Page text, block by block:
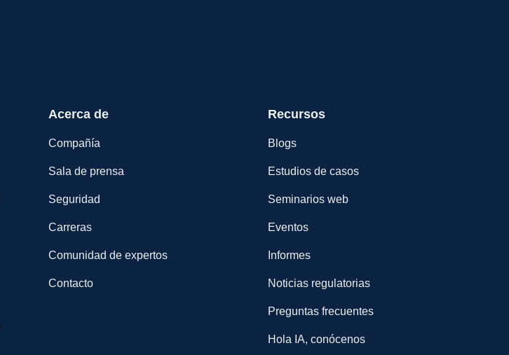
Acerca de
Compañía
Sala de prensa
Seguridad
Carreras
Comunidad de expertos
Contacto
Recursos
Blogs
Estudios de casos
Seminarios web
Eventos
Informes
Noticias regulatorias
Preguntas frecuentes
Hola IA, conócenos